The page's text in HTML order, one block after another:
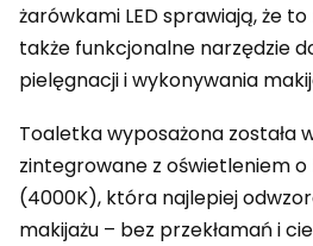
żarówkami LED sprawiają, że
także funkcjonalne narzędzie
pielęgnacji i wykonywania
Toaletka wyposażona została
zintegrowane z oświetleniem
(4000K), która najlepiej
makijażu – bez przekłamań i